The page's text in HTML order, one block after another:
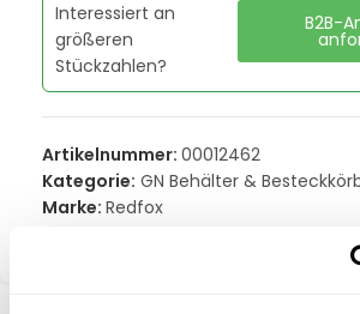
Interessiert an
größeren
Stückzahlen?
B2B-
Artikelnummer: 00012462
Kategorie: GN Behälter &
Marke: Redfox